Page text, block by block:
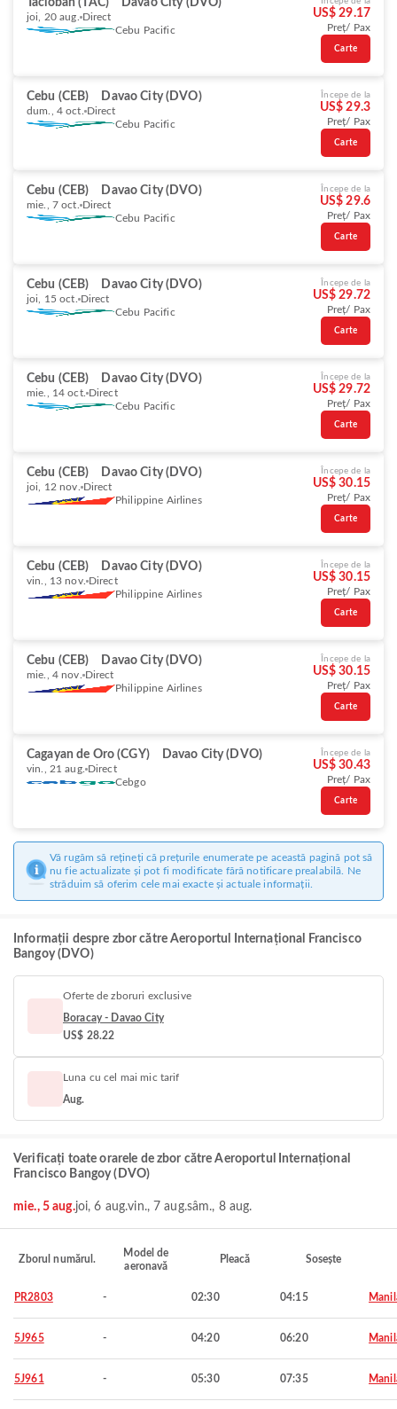
Tacloban (TAC) Davao City (DVO)
joi, 20 aug. Direct
Cebu Pacific
US$ 29.17
Preț/ Pax
Carte
Cebu (CEB) Davao City (DVO)
dum., 4 oct. Direct
Cebu Pacific
Începe de la
US$ 29.3
Preț/ Pax
Carte
Cebu (CEB) Davao City (DVO)
mie., 7 oct. Direct
Cebu Pacific
Începe de la
US$ 29.6
Preț/ Pax
Carte
Cebu (CEB) Davao City (DVO)
joi, 15 oct. Direct
Cebu Pacific
Începe de la
US$ 29.72
Preț/ Pax
Carte
Cebu (CEB) Davao City (DVO)
mie., 14 oct. Direct
Cebu Pacific
Începe de la
US$ 29.72
Preț/ Pax
Carte
Cebu (CEB) Davao City (DVO)
joi, 12 nov. Direct
Philippine Airlines
Începe de la
US$ 30.15
Preț/ Pax
Carte
Cebu (CEB) Davao City (DVO)
vin., 13 nov. Direct
Philippine Airlines
Începe de la
US$ 30.15
Preț/ Pax
Carte
Cebu (CEB) Davao City (DVO)
mie., 4 nov. Direct
Philippine Airlines
Începe de la
US$ 30.15
Preț/ Pax
Carte
Cagayan de Oro (CGY) Davao City (DVO)
vin., 21 aug. Direct
Cebgo
Începe de la
US$ 30.43
Preț/ Pax
Carte
Vă rugăm să rețineți că prețurile enumerate pe această pagină pot să
nu fie actualizate și pot fi modificate fără notificare prealabilă. Ne
străduim să oferim cele mai exacte și actuale informații.
Informații despre zbor către Aeroportul Internațional Francisco
Bangoy (DVO)
Oferte de zboruri exclusive
Boracay - Davao City
US$ 28.22
Luna cu cel mai mic tarif
Aug.
Verificați toate orarele de zbor către Aeroportul Internațional
Francisco Bangoy (DVO)
mie., 5 aug.joi, 6 aug.vin., 7 aug.sâm., 8 aug.
Zborul numărul.
Model de
aeronavă
Pleacă Sosește
PR2803 - 02:30 04:15
5J965 - 04:20 06:20
5J961 - 05:30 07:35